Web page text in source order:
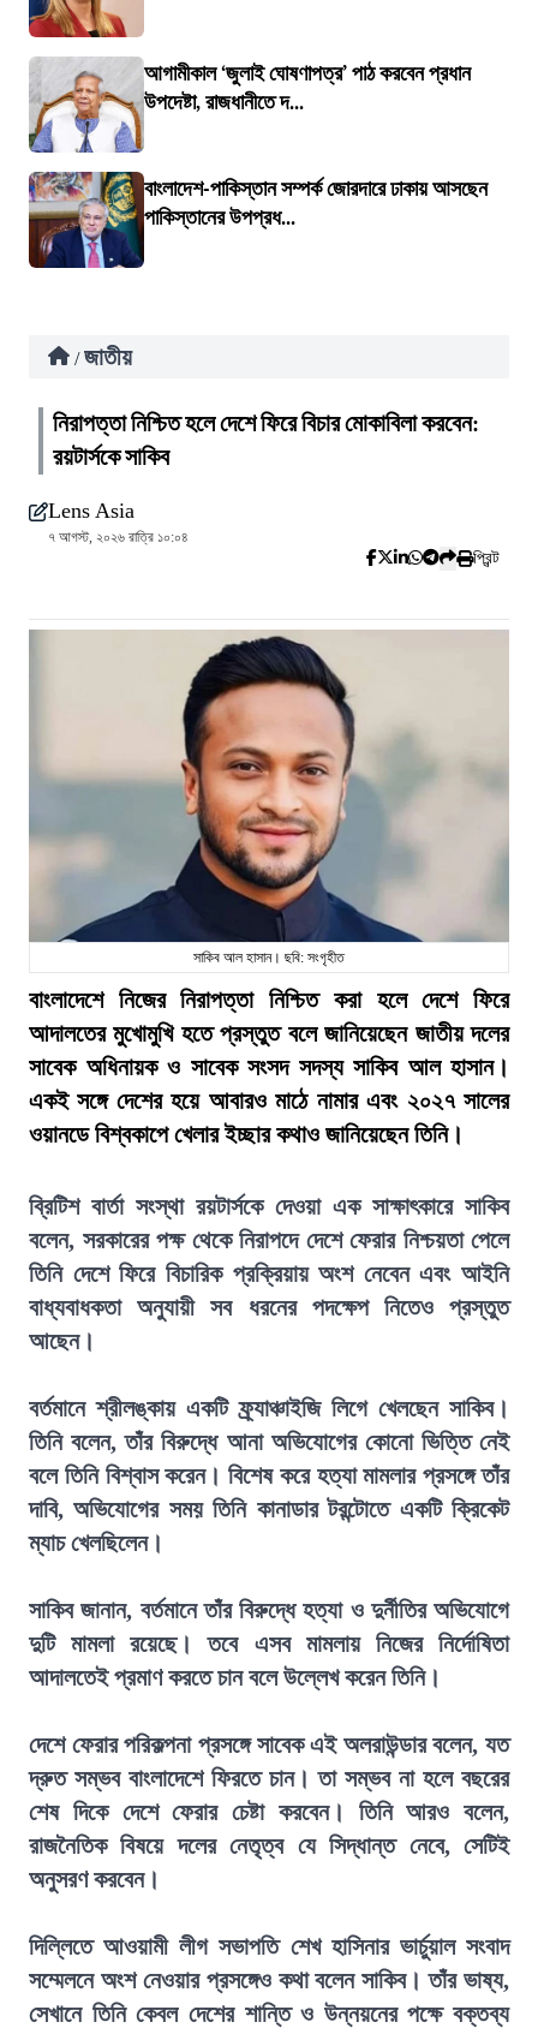
আগামীকাল ‘জুলাই ঘোষণাপত্র’ পাঠ করবেন প্রধান
উপদেষ্টা, রাজধানীতে দ...
বাংলাদেশ-পাকিস্তান সম্পর্ক জোরদারে ঢাকায় আসছেন
পাকিস্তানের উপপ্রধ...
/ জাতীয়
নিরাপত্তা নিশ্চিত হলে দেশে ফিরে বিচার মোকাবিলা করবেন:
রয়টার্সকে সাকিব
Lens Asia
৭ আগস্ট, ২০২৬ রাত্রি ১০:০৪
প্রিন্ট
সাকিব আল হাসান। ছবি: সংগৃহীত
বাংলাদেশে নিজের নিরাপত্তা নিশ্চিত করা হলে দেশে ফিরে
আদালতের মুখোমুখি হতে প্রস্তুত বলে জানিয়েছেন জাতীয় দলের
সাবেক অধিনায়ক ও সাবেক সংসদ সদস্য সাকিব আল হাসান।
একই সঙ্গে দেশের হয়ে আবারও মাঠে নামার এবং ২০২৭ সালের
ওয়ানডে বিশ্বকাপে খেলার ইচ্ছার কথাও জানিয়েছেন তিনি।
ব্রিটিশ বার্তা সংস্থা রয়টার্সকে দেওয়া এক সাক্ষাৎকারে সাকিব
বলেন, সরকারের পক্ষ থেকে নিরাপদে দেশে ফেরার নিশ্চয়তা পেলে
তিনি দেশে ফিরে বিচারিক প্রক্রিয়ায় অংশ নেবেন এবং আইনি
বাধ্যবাধকতা অনুযায়ী সব ধরনের পদক্ষেপ নিতেও প্রস্তুত
আছেন।
বর্তমানে শ্রীলঙ্কায় একটি ফ্র্যাঞ্চাইজি লিগে খেলছেন সাকিব।
তিনি বলেন, তাঁর বিরুদ্ধে আনা অভিযোগের কোনো ভিত্তি নেই
বলে তিনি বিশ্বাস করেন। বিশেষ করে হত্যা মামলার প্রসঙ্গে তাঁর
দাবি, অভিযোগের সময় তিনি কানাডার টরন্টোতে একটি ক্রিকেট
ম্যাচ খেলছিলেন।
সাকিব জানান, বর্তমানে তাঁর বিরুদ্ধে হত্যা ও দুর্নীতির অভিযোগে
দুটি মামলা রয়েছে। তবে এসব মামলায় নিজের নির্দোষিতা
আদালতেই প্রমাণ করতে চান বলে উল্লেখ করেন তিনি।
দেশে ফেরার পরিকল্পনা প্রসঙ্গে সাবেক এই অলরাউন্ডার বলেন, যত
দ্রুত সম্ভব বাংলাদেশে ফিরতে চান। তা সম্ভব না হলে বছরের
শেষ দিকে দেশে ফেরার চেষ্টা করবেন। তিনি আরও বলেন,
রাজনৈতিক বিষয়ে দলের নেতৃত্ব যে সিদ্ধান্ত নেবে, সেটিই
অনুসরণ করবেন।
দিল্লিতে আওয়ামী লীগ সভাপতি শেখ হাসিনার ভার্চুয়াল সংবাদ
সম্মেলনে অংশ নেওয়ার প্রসঙ্গেও কথা বলেন সাকিব। তাঁর ভাষ্য,
সেখানে তিনি কেবল দেশের শান্তি ও উন্নয়নের পক্ষে বক্তব্য